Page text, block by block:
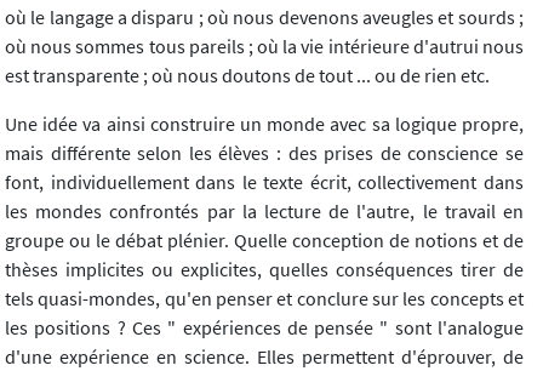
où le langage a disparu ; où nous devenons aveugles et sourds ;
où nous sommes tous pareils ; où la vie intérieure d'autrui nous
est transparente ; où nous doutons de tout ... ou de rien etc.
Une idée va ainsi construire un monde avec sa logique propre,
mais différente selon les élèves : des prises de conscience se
font, individuellement dans le texte écrit, collectivement dans
les mondes confrontés par la lecture de l'autre, le travail en
groupe ou le débat plénier. Quelle conception de notions et de
thèses implicites ou explicites, quelles conséquences tirer de
tels quasi-mondes, qu'en penser et conclure sur les concepts et
les positions ? Ces " expériences de pensée " sont l'analogue
d'une expérience en science. Elles permettent d'éprouver, de